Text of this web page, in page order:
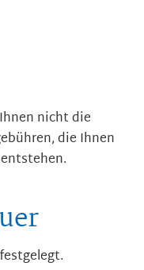
nicht die
die Ihnen